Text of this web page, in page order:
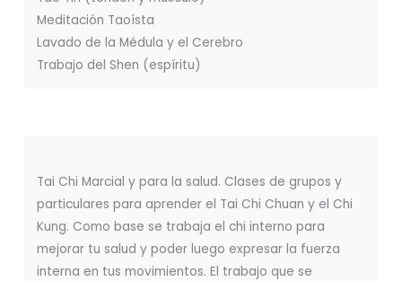
Meditación Taoísta
Lavado de la Médula y el Cerebro
Trabajo del Shen (espíritu)
Tai Chi Marcial y para la salud. Clases de grupos y
particulares para aprender el Tai Chi Chuan y el Chi
Kung. Como base se trabaja el chi interno para
mejorar tu salud y poder luego expresar la fuerza
interna en tus movimientos. El trabajo que se